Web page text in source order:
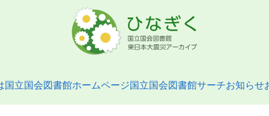
国立国会図書館ホームページ国立国会図書館サーチお知らせ